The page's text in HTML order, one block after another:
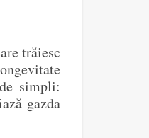
trăiesc
simpli:
gazda